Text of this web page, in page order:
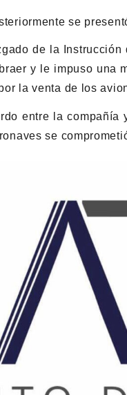
se
de la
y le impuso una
la venta de los
entre la
se